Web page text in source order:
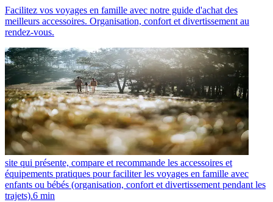
Facilitez vos voyages en famille avec notre guide d'achat des
meilleurs accessoires. Organisation, confort et divertissement au
rendez-vous.
site qui présente, compare et recommande les accessoires et
équipements pratiques pour faciliter les voyages en famille avec
enfants ou bébés (organisation, confort et divertissement pendant les
trajets).6 min